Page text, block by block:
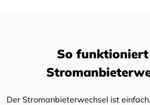
So
Der Stromanbieterwechsel ist